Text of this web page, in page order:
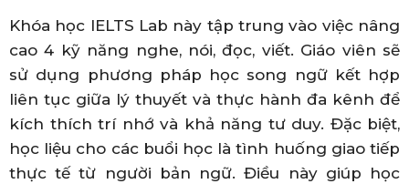
Khóa học IELTS Lab này tập trung vào việc nâng
cao 4 kỹ năng nghe, nói, đọc, viết. Giáo viên sẽ
sử dụng phương pháp học song ngữ kết hợp
liên tục giữa lý thuyết và thực hành đa kênh để
kích thích trí nhớ và khả năng tư duy. Đặc biệt,
học liệu cho các buổi học là tình huống giao tiếp
thực tế từ người bản ngữ. Điều này giúp học